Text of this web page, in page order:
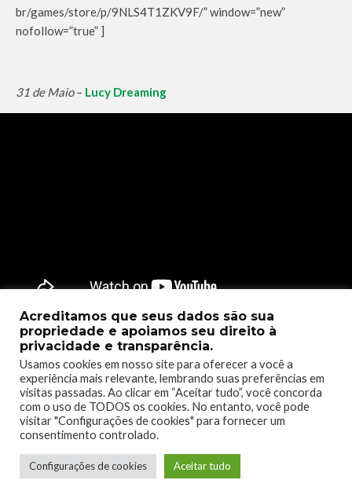
br/games/store/p/9NLS4T1ZKV9F/” window=”new”
nofollow=”true” ]
31 de Maio– Lucy Dreaming
[maxbutton id=”1″ url=”https://www.xbox.com/pt-
br/games/store/lucy-dreaming/9MVJVKCMDZBK”
window=”new” nofollow=”true” ]
31 de Maio–The Tartarus Key
Acreditamos que seus dados são sua
propriedade e apoiamos seu direito à
privacidade e transparência.
Usamos cookies em nosso site para oferecer a você a
experiência mais relevante, lembrando suas preferências em
visitas passadas. Ao clicar em “Aceitar tudo”, você concorda
com o uso de TODOS os cookies. No entanto, você pode
visitar "Configurações de cookies" para fornecer um
consentimento controlado.
Configurações de cookies Aceitar tudo